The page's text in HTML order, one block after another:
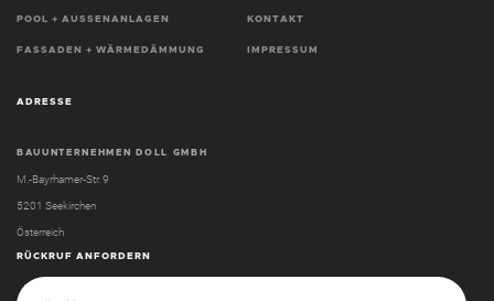
POOL + AUSSENANLAGEN
FASSADEN + WÄRMEDÄMMUNG
KONTAKT
IMPRESSUM
ADRESSE
BAUUNTERNEHMEN DOLL GMBH
M.-Bayrhamer-Str. 9
5201 Seekirchen
Österreich
RÜCKRUF ANFORDERN